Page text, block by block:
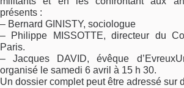
présents :
– Bernard GINISTY, sociologue
– Philippe MISSOTTE, directeur du
Paris.
– Jacques DAVID, évêque
organisé le samedi 6 avril à 15 h 30.
Un dossier complet peut être adressé sur